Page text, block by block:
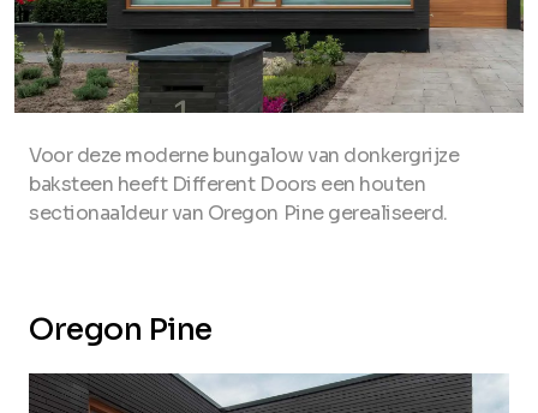
Voor deze moderne bungalow van donkergrijze
baksteen heeft Different Doors een houten
sectionaaldeur van Oregon Pine gerealiseerd.
Oregon Pine